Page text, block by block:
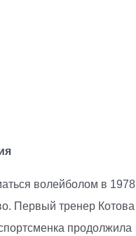
волейболом в 1978
Первый тренер Котова
продолжила